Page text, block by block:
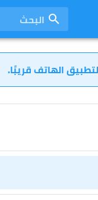
البحث
الهاتف قريبًا.